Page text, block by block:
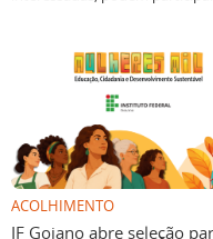
ACOLHIMENTO
IF Goiano abre seleção